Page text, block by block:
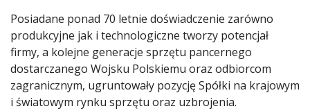
Posiadane ponad 70 letnie doświadczenie zarówno
produkcyjne jak i technologiczne tworzy potencjał
firmy, a kolejne generacje sprzętu pancernego
dostarczanego Wojsku Polskiemu oraz odbiorcom
zagranicznym, ugruntowały pozycję Spółki na krajowym
i światowym rynku sprzętu oraz uzbrojenia.